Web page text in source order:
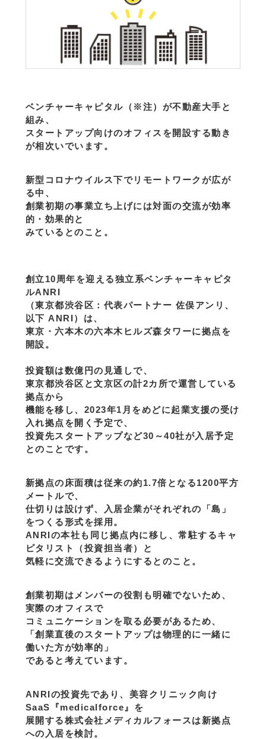
ベンチャーキャピタル（※注）が不動産大手と
組み、
スタートアップ向けのオフィスを開設する動き
が相次いでいます。
新型コロナウイルス下でリモートワークが広が
る中、
創業初期の事業立ち上げには対面の交流が効率
的・効果的と
みているとのこと。
創立10周年を迎える独立系ベンチャーキャピタ
ルANRI
（東京都渋谷区：代表パートナー 佐俣アンリ、
以下 ANRI）は、
東京・六本木の六本木ヒルズ森タワーに拠点を
開設。
投資額は数億円の見通しで、
東京都渋谷区と文京区の計2カ所で運営している
拠点から
機能を移し、2023年1月をめどに起業支援の受け
入れ拠点を開く予定で、
投資先スタートアップなど30～40社が入居予定
とのことです。
新拠点の床面積は従来の約1.7倍となる1200平方
メートルで、
仕切りは設けず、入居企業がそれぞれの「島」
をつくる形式を採用。
ANRIの本社も同じ拠点内に移し、常駐するキャ
ピタリスト（投資担当者）と
気軽に交流できるようにするとのこと。
創業初期はメンバーの役割も明確でないため、
実際のオフィスで
コミュニケーションを取る必要があるため、
「創業直後のスタートアップは物理的に一緒に
働いた方が効率的」
であると考えています。
ANRIの投資先であり、美容クリニック向け
SaaS『medicalforce』を
展開する株式会社メディカルフォースは新拠点
への入居を検討。